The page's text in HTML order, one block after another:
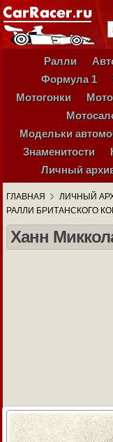
Ралли
Формула 1
Мотогонки
Модельки
Знаменитости
Личный
ГЛАВНАЯ ЛИЧНЫЙ
РАЛЛИ БРИТАНСКОГО
Ханн